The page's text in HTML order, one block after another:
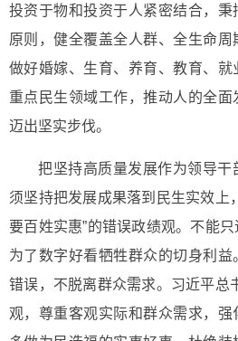
投资于物和投资于人紧密结合，
原则，健全覆盖全人群、全生命
做好婚嫁、生育、养育、教育、
重点民生领域工作，推动人的全
迈出坚实步伐。
把坚持高质量发展作为领导
须坚持把发展成果落到民生实效上
要百姓实惠”的错误政绩观。不能
为了数字好看牺牲群众的切身利
错误，不脱离群众需求。习近平总
观，尊重客观实际和群众需求，强